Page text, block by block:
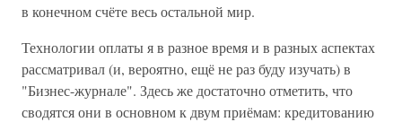
в конечном счёте весь остальной мир.
Технологии оплаты я в разное время и в разных аспектах
рассматривал (и, вероятно, ещё не раз буду изучать) в
"Бизнес-журнале". Здесь же достаточно отметить, что
сводятся они в основном к двум приёмам: кредитованию